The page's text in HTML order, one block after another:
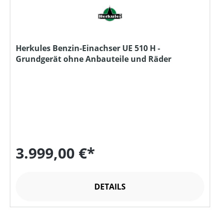
Herkules Benzin-Einachser UE 510 H -
Grundgerät ohne Anbauteile und Räder
3.999,00 €*
DETAILS